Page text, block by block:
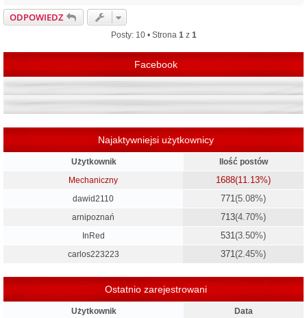
ODPOWIEDZ
Posty: 10 • Strona 1z 1
Facebook
Najaktywniejsi użytkownicy
Użytkownik
Ilość postów
Mechaniczny
1688(11.13%)
dawid2110 771(5.08%)
arnipoznań 713(4.70%)
InRed 531(3.50%)
carlos223223 371(2.45%)
Ostatnio zarejestrowani
Użytkownik
Data